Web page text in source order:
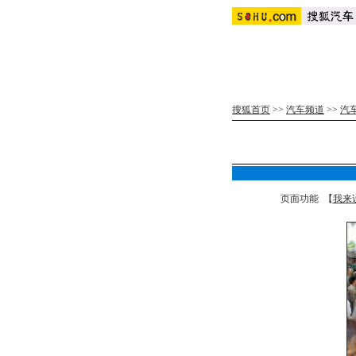
搜狐首页 >> 汽车频道 >> 汽
页面功能 【我来